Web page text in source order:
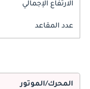
الارتفاع الإجمالي
عدد المقاعد
المحرك/الموتور